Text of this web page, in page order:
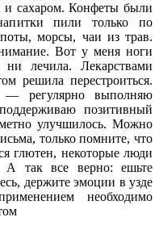
и сахаром. Конфеты были
пили только по
морсы, чаи из трав.
Вот у меня ноги
лечила. Лекарствами
решила перестроиться.
— регулярно выполняю
позитивный
улучшилось. Можно
только помните, что
глютен, некоторые люди
А так все верно: ешьте
держите эмоции в узде
необходимо